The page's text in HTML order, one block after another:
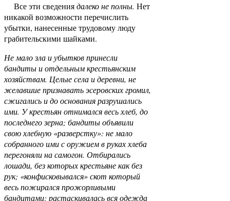
Все эти сведениядалеко не полны. Нет
никакой возможности перечислить
убытки, нанесенные трудовому люду
грабительскими шайками.
Не мало зла и убытков принесли
бандиты и отдельным крестьянским
хозяйствам. Целые села и деревни, не
желавшие признавать эсеровских громил,
сжигались и до основания разрушались
ими. У крестьян отнимался весь хлеб, до
последнего зерна; бандиты объявили
свою хлебную «разверстку»: не мало
собранного ими с оружием в руках хлеба
перегоняли на самогон. Отбирались
лошади, без которых крестьяне как без
рук; «конфисковывался» скот который
весь пожирался прожорливыми
бандитами; растаскивалась вся одежда